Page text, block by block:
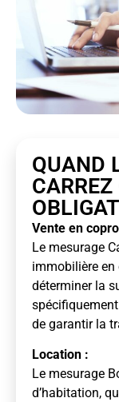
QUAND
Vente en
Le mesurage
immobilière en
déterminer la
de garantir la
Location :
Le mesurage
d’habitation,